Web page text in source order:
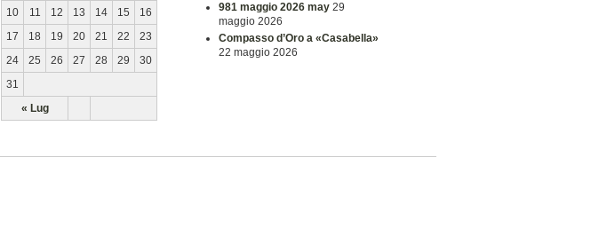
« Lug
10
11 12 13 14 15
16
17
18 19 20 21 22
23
24
25 26 27 28 29
30
31
981 maggio 2026 may 29
maggio 2026
Compasso d’Oro a «Casabella»
22 maggio 2026